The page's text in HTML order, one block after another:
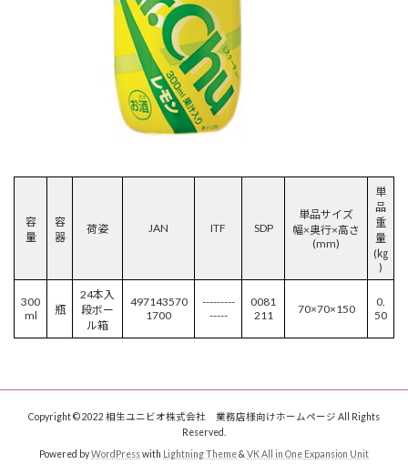
容
量
容
器
荷姿 JAN ITF SDP
単品サイズ
幅×奥行×高さ
(mm)
単
品
重
量
(㎏
)
300
ml
瓶
24本入
段ボー
ル箱
497143570
1700
---------
-----
0081
211
70×70×150
0.
50
Copyright © 2022 相生ユニビオ株式会社 業務店様向けホームページ All Rights
Reserved.
Powered byWordPresswith Lightning Theme& VK All in One Expansion Unit